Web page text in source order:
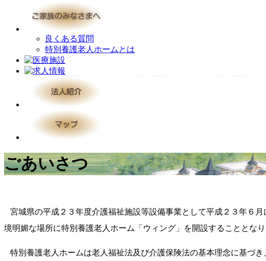
良くある質問
特別養護老人ホームとは
ごあいさつ
宮城県の平成２３年度介護福祉施設等設備事業として平成２３年６
境明媚な場所に特別養護老人ホーム「ウィング」を開設することとなり
特別養護老人ホームは老人福祉法及び介護保険法の基本理念に基づ